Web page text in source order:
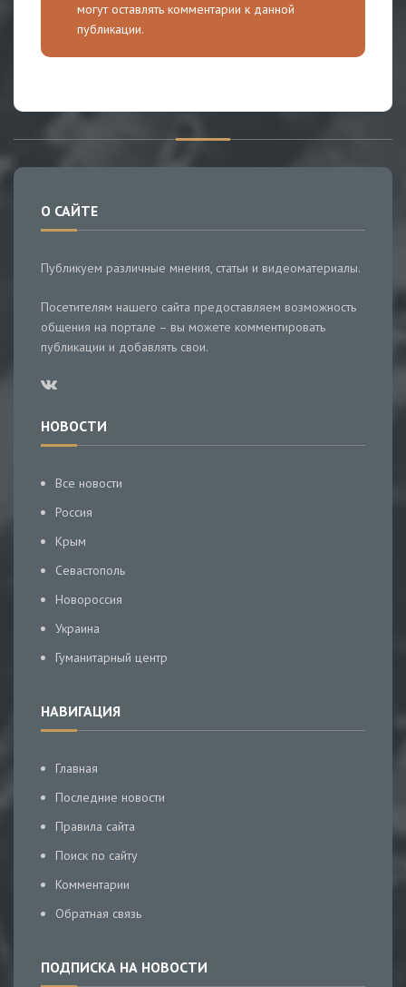
могут оставлять комментарии к данной
публикации.
О САЙТЕ
Публикуем различные мнения, статьи и видеоматериалы.
Посетителям нашего сайта предоставляем возможность
общения на портале – вы можете комментировать
публикации и добавлять свои.
НОВОСТИ
Все новости
Россия
Крым
Севастополь
Новороссия
Украина
Гуманитарный центр
НАВИГАЦИЯ
Главная
Последние новости
Правила сайта
Поиск по сайту
Комментарии
Обратная связь
ПОДПИСКА НА НОВОСТИ